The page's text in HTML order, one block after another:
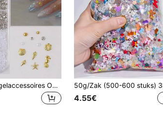
12-vakjes nagelaccessoires Oceaan-serie klinknagel zeepaard zeester schelp schelp platte bodem hars parel strass gemengde DIY nageldecoratie
4.55€